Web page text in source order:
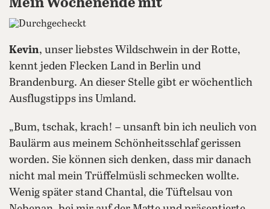
Mein Wochenende mit
Kevin, unser liebstes Wildschwein in der Rotte,
kennt jeden Flecken Land in Berlin und
Brandenburg. An dieser Stelle gibt er wöchentlich
Ausflugstipps ins Umland.
„Bum, tschak, krach! – unsanft bin ich neulich von
Baulärm aus meinem Schönheitsschlaf gerissen
worden. Sie können sich denken, dass mir danach
nicht mal mein Trüffelmüsli schmecken wollte.
Wenig später stand Chantal, die Tüftelsau von